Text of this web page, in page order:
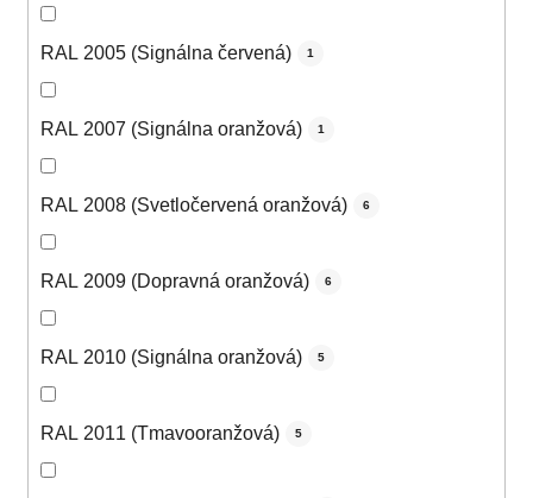
RAL 2005 (Signálna červená) 1
RAL 2007 (Signálna oranžová) 1
RAL 2008 (Svetločervená oranžová) 6
RAL 2009 (Dopravná oranžová) 6
RAL 2010 (Signálna oranžová) 5
RAL 2011 (Tmavooranžová) 5